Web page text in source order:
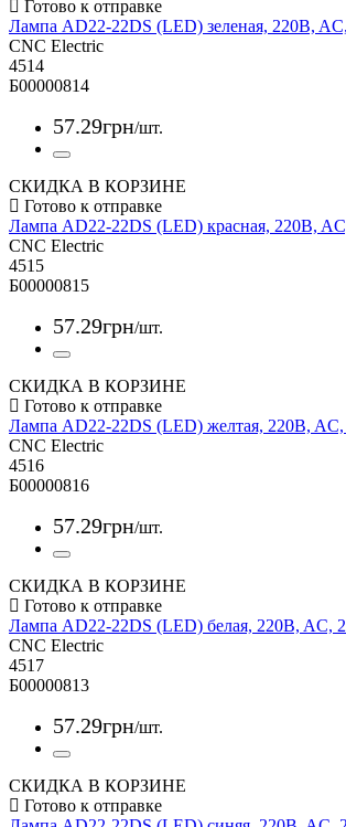
Лампа AD22-22DS (LED) зеленая, 220B,
CNC Electric
4514
Б00000814
57.29грн/шт.
СКИДКА В КОРЗИНЕ
Лампа AD22-22DS (LED) красная, 220B,
CNC Electric
4515
Б00000815
57.29грн/шт.
СКИДКА В КОРЗИНЕ
Лампа AD22-22DS (LED) желтая, 220B,
CNC Electric
4516
Б00000816
57.29грн/шт.
СКИДКА В КОРЗИНЕ
Лампа AD22-22DS (LED) белая, 220B, AC,
CNC Electric
4517
Б00000813
57.29грн/шт.
СКИДКА В КОРЗИНЕ